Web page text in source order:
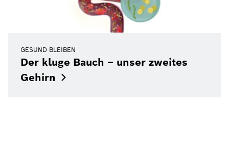
GESUND BLEIBEN
Der kluge Bauch – unser zweites
Gehirn